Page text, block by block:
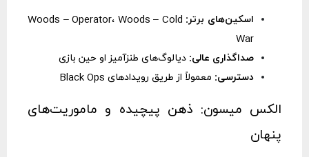
اسکین‌های برتر: Woods – Operator، Woods – Cold
War
صداگذاری عالی: دیالوگ‌های طنزآمیز او حین بازی
دسترسی: معمولاً از طریق رویدادهای Black Ops
الکس میسون: ذهن پیچیده و ماموریت‌های
پنهان